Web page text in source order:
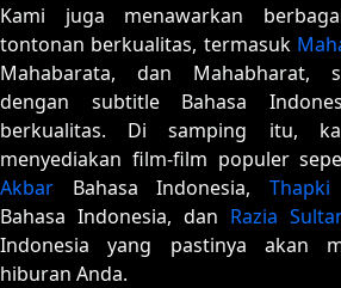
Kami juga menawarkan
tontonan berkualitas, termasuk
Mahabarata, dan Mahabharat,
dengan subtitle Bahasa
berkualitas. Di samping itu,
menyediakan film-film populer
Akbar Bahasa Indonesia,
Bahasa Indonesia, dan Razia
Indonesia yang pastinya akan
hiburan Anda.